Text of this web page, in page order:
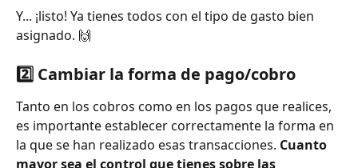
Y... ¡listo! Ya tienes todos con el tipo de gasto bien
asignado. 🙌
2️⃣ Cambiar la forma de pago/cobro
Tanto en los cobros como en los pagos que realices,
es importante establecer correctamente la forma en
la que se han realizado esas transacciones. Cuanto
mayor sea el control que tienes sobre las